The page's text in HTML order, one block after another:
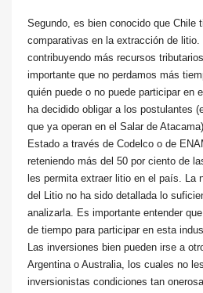
Segundo, es bien conocido que Chile
comparativas en la extracción de
contribuyendo más recursos
importante que no perdamos más
quién puede o no puede participar en
ha decidido obligar a los postulantes
que ya operan en el Salar de
Estado a través de Codelco o de
reteniendo más del 50 por ciento de
les permita extraer litio en el país. La
del Litio no ha sido detallada lo
analizarla. Es importante entender
de tiempo para participar en esta
Las inversiones bien pueden irse a
Argentina o Australia, los cuales no
inversionistas condiciones tan